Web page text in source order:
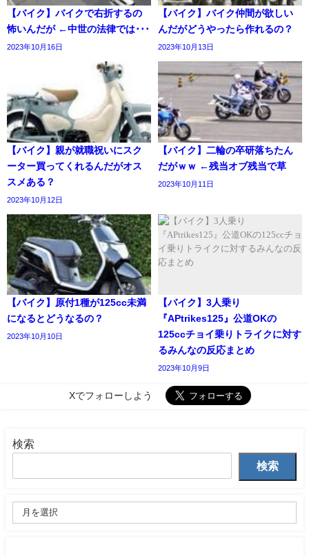
【バイク】バイクで右折するの
怖いんだが ←中世の法律では･･･
2023年10月16日
【バイク】バイク仲間が欲しい
んだがどうやったら作れるの？
2023年10月13日
【バイク】親が就職祝いにスク
ーター買ってくれるんだがオス
スメある？
2023年10月12日
【バイク】二輪の卒研落ちたん
だがｗｗ ←残当オブ残当で草
2023年10月11日
【バイク】原付1種が125cc未満
になるとどうなるの？
2023年10月10日
【バイク】3人乗り
『APtrikes125』公道OKの
125ccチョイ乗りトライクに対す
るみんなの反応まとめ
2023年10月9日
Xでフォローしよう
検索
検索